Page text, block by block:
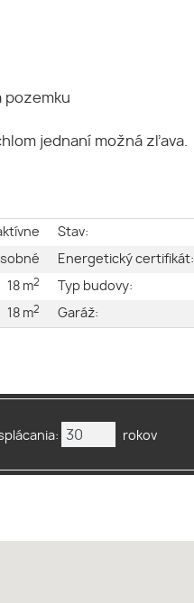
pozemku
jednaní možná zľava.
18 m2
18 m2
Stav:
Energetický certifikát:
Typ budovy:
Garáž:
rokov